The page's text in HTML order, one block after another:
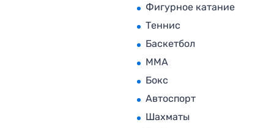
Фигурное катание
Теннис
Баскетбол
MMA
Бокс
Автоспорт
Шахматы